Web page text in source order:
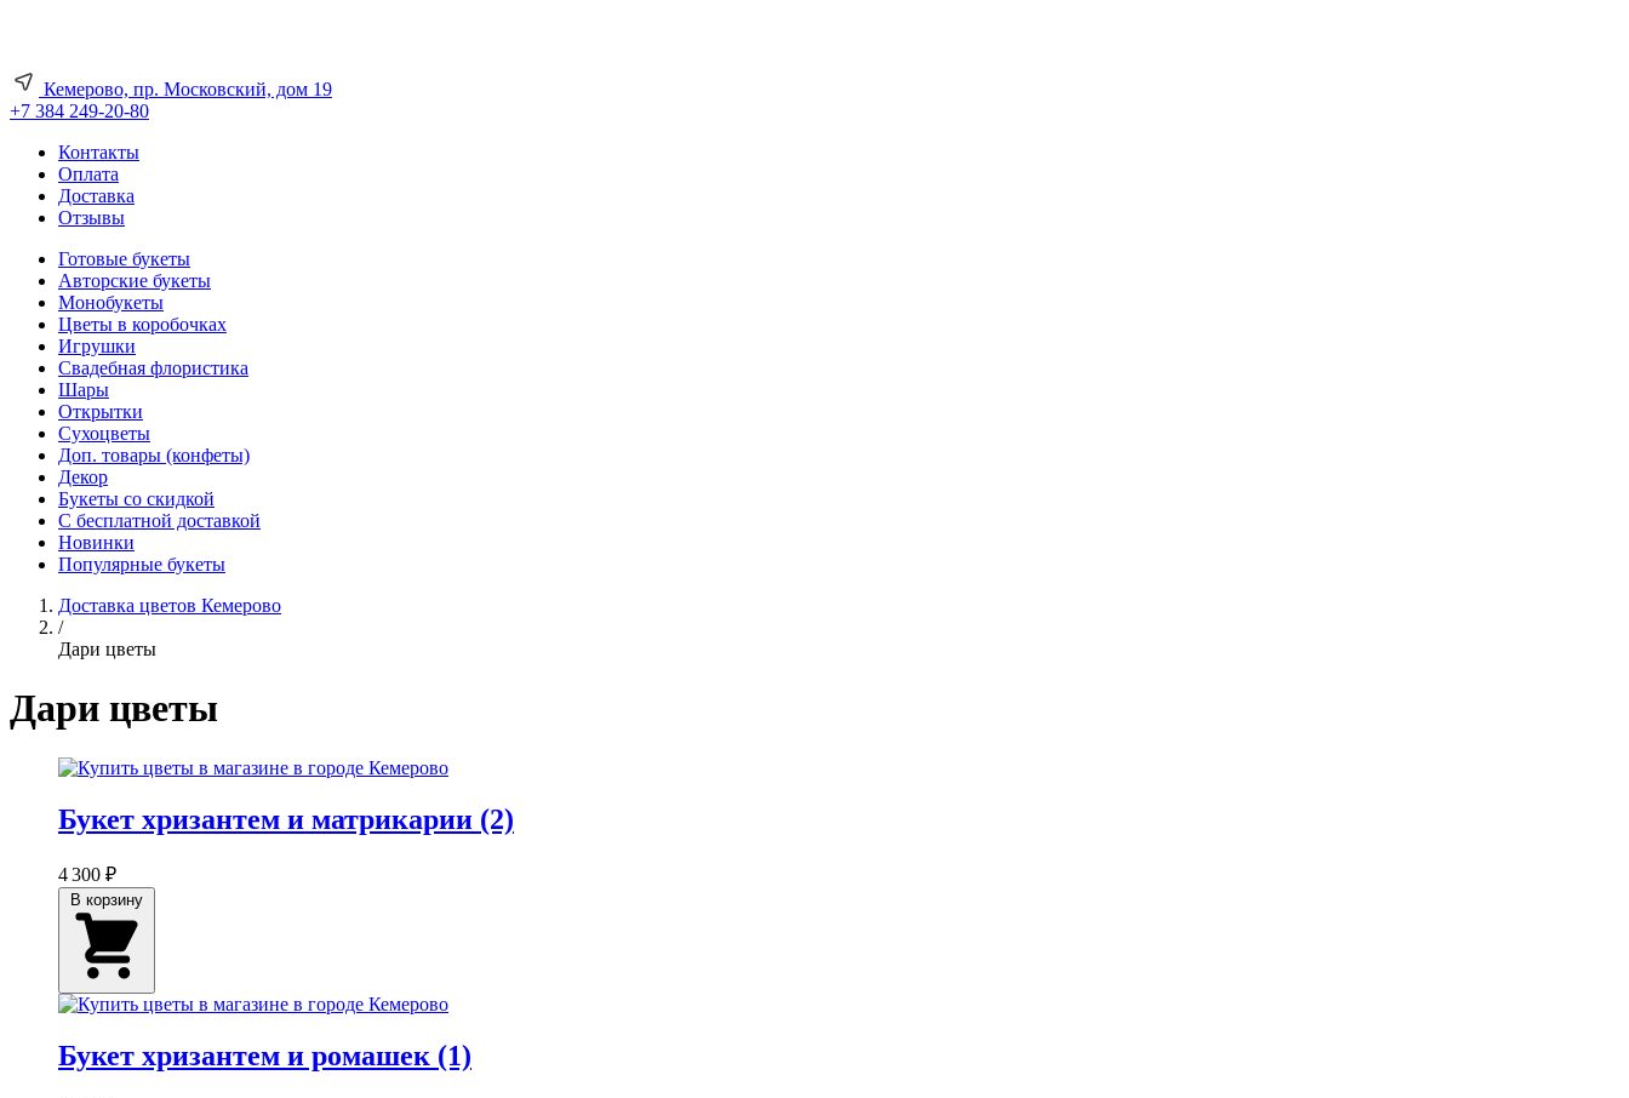
Кемерово, пр. Московский, дом 19
+7 384 249-20-80
Контакты
Оплата
Доставка
Отзывы
Готовые букеты
Авторские букеты
Монобукеты
Цветы в коробочках
Игрушки
Свадебная флористика
Шары
Открытки
Сухоцветы
Доп. товары (конфеты)
Декор
Букеты со скидкой
С бесплатной доставкой
Новинки
Популярные букеты
Доставка цветов Кемерово
/
Дари цветы
Дари цветы
Букет хризантем и матрикарии (2)
4 300 ₽
Букет хризантем и ромашек (1)